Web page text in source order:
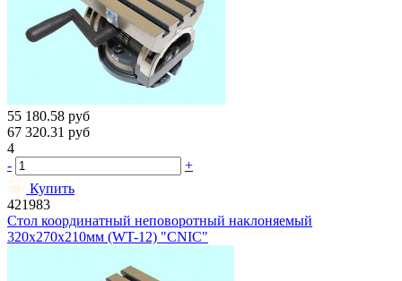
55 180.58 руб
67 320.31 руб
4
-
+
Купить
421983
Стол координатный неповоротный наклоняемый
320х270х210мм (WT-12) "CNIC"